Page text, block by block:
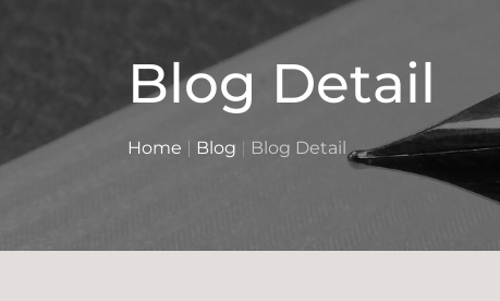
Blog Detail
Home | Blog | Blog Detail